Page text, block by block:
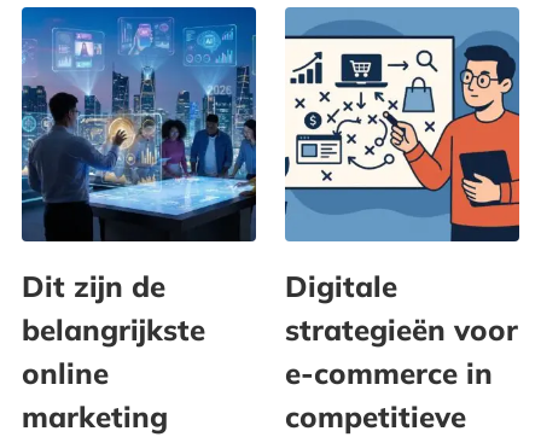
Dit zijn de
belangrijkste
online
marketing
Digitale
strategieën voor
e-commerce in
competitieve